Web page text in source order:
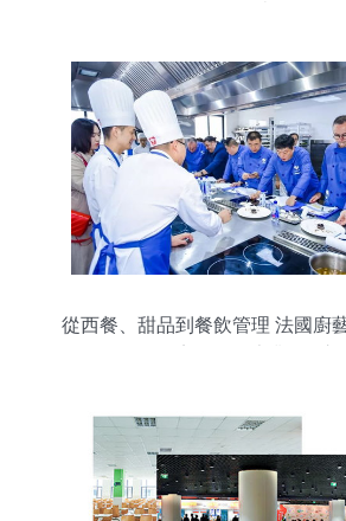
從西餐、甜品到餐飲管理 法國廚